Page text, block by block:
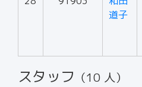
道子
スタッフ （10 人）